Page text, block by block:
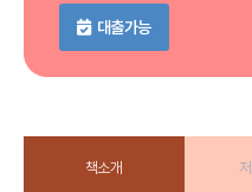
대출가능
책소개